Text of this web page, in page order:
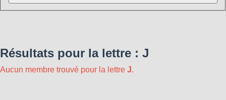
Résultats pour la lettre : J
Aucun membre trouvé pour la lettre J.